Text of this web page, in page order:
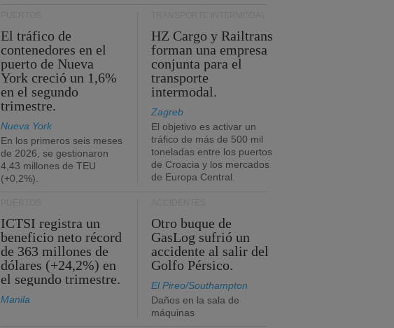
El tráfico de
contenedores en el
puerto de Nueva
York creció un 1,6%
en el segundo
trimestre.
Nueva York
En los primeros seis meses
de 2026, se gestionaron
4,43 millones de TEU
(+0,2%).
HZ Cargo y Railtrans
forman una empresa
conjunta para el
transporte
intermodal.
Zagreb
El objetivo es activar un
tráfico de más de 500 mil
toneladas entre los puertos
de Croacia y los mercados
de Europa Central.
ICTSI registra un
beneficio neto récord
de 363 millones de
dólares (+24,2%) en
el segundo trimestre.
Manila
Otro buque de
GasLog sufrió un
accidente al salir del
Golfo Pérsico.
El Pireo/Southampton
Daños en la sala de
máquinas